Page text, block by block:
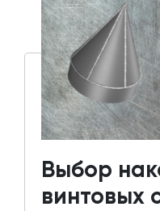
Выбор
винтовых